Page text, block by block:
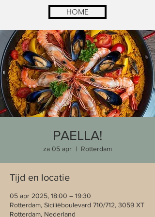
HOME
PAELLA!
za 05 apr
  |
Rotterdam
Tijd en locatie
05 apr 2025, 18:00 – 19:30
Rotterdam, Siciliëboulevard 710/712, 3059 XT
Rotterdam, Nederland